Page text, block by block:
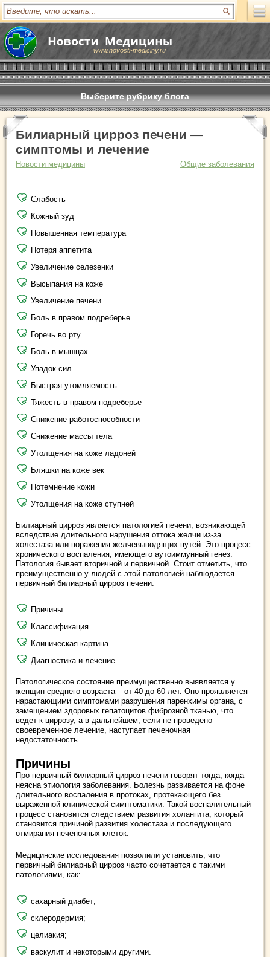
www.novosti-mediciny.ru
Выберите рубрику блога
Билиарный цирроз печени —
симптомы и лечение
Новости медицины Общие заболевания
Слабость
Кожный зуд
Повышенная температура
Потеря аппетита
Увеличение селезенки
Высыпания на коже
Увеличение печени
Боль в правом подреберье
Горечь во рту
Боль в мышцах
Упадок сил
Быстрая утомляемость
Тяжесть в правом подреберье
Снижение работоспособности
Снижение массы тела
Утолщения на коже ладоней
Бляшки на коже век
Потемнение кожи
Утолщения на коже ступней
Билиарный цирроз является патологией печени, возникающей
вследствие длительного нарушения оттока желчи из-за
холестаза или поражения желчевыводящих путей. Это процесс
хронического воспаления, имеющего аутоиммунный генез.
Патология бывает вторичной и первичной. Стоит отметить, что
преимущественно у людей с этой патологией наблюдается
первичный билиарный цирроз печени.
Причины
Классификация
Клиническая картина
Диагностика и лечение
Патологическое состояние преимущественно выявляется у
женщин среднего возраста – от 40 до 60 лет. Оно проявляется
нарастающими симптомами разрушения паренхимы органа, с
замещением здоровых гепатоцитов фиброзной тканью, что
ведет к циррозу, а в дальнейшем, если не проведено
своевременное лечение, наступает печеночная
недостаточность.
Причины
Про первичный билиарный цирроз печени говорят тогда, когда
неясна этиология заболевания. Болезнь развивается на фоне
длительного воспаления в протоках, протекающего без
выраженной клинической симптоматики. Такой воспалительный
процесс становится следствием развития холангита, который
становится причиной развития холестаза и последующего
отмирания печеночных клеток.
Медицинские исследования позволили установить, что
первичный билиарный цирроз часто сочетается с такими
патологиями, как:
сахарный диабет;
склеродермия;
целиакия;
васкулит и некоторыми другими.